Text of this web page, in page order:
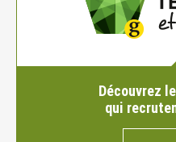
Découvrez
qui